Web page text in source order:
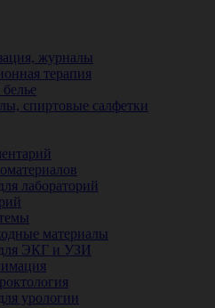
журналы
терапия
спиртовые салфетки
лабораторий
материалы
ЭКГ и УЗИ
урологии